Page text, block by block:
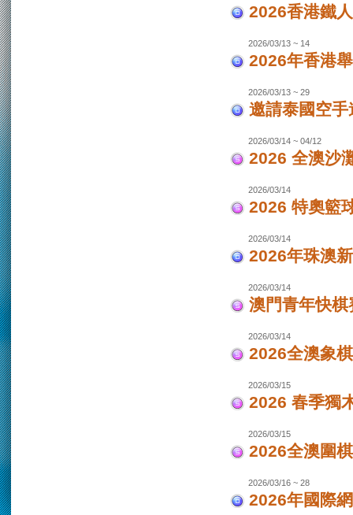
2026香港鐵
2026/03/13 ~ 14
2026年香港
2026/03/13 ~ 29
邀請泰國空
2026/03/14 ~ 04/12
2026 全澳沙
2026/03/14
2026 特奧籃
2026/03/14
2026年珠澳
2026/03/14
澳門青年快棋
2026/03/14
2026全澳象
2026/03/15
2026 春季獨
2026/03/15
2026全澳圍
2026/03/16 ~ 28
2026年國際